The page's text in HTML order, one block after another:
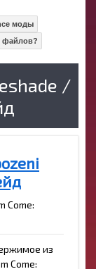
моды
файлов?
/
Come:
из
Come: